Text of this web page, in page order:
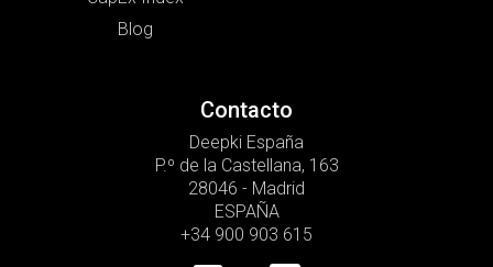
Blog
Contacto
Deepki España
P.º de la Castellana, 163
28046 - Madrid
ESPAÑA
+34 900 903 615